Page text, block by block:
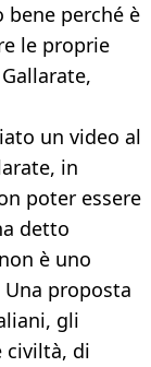
perché è
le proprie
un video al
in
poter essere
detto
è uno
proposta
gli
civiltà, di